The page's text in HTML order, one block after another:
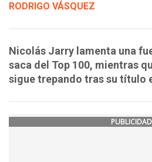
RODRIGO VÁSQUEZ
Nicolás Jarry lamenta una
saca del Top 100, mientras
sigue trepando tras su título
PUBLICIDAD